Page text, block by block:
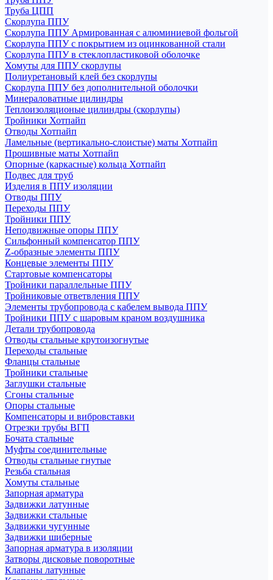
Труба ЦПП
Скорлупа ППУ
Скорлупа ППУ Армированная с алюминиевой фольгой
Скорлупа ППУ с покрытием из оцинкованной стали
Скорлупа ППУ в стеклопластиковой оболочке
Хомуты для ППУ скорлупы
Полиуретановый клей без скорлупы
Скорлупа ППУ без дополнительной оболочки
Минераловатные цилиндры
Теплоизоляционые цилиндры (скорлупы)
Тройники Хотпайп
Отводы Хотпайп
Ламельные (вертикально-слоистые) маты Хотпайп
Прошивные маты Хотпайп
Опорные (каркасные) кольца Хотпайп
Подвес для труб
Изделия в ППУ изоляции
Отводы ППУ
Переходы ППУ
Тройники ППУ
Неподвижные опоры ППУ
Cильфонный компенсатор ППУ
Z-образные элементы ППУ
Концевые элементы ППУ
Стартовые компенсаторы
Тройники параллельные ППУ
Тройниковые ответвления ППУ
Элементы трубопровода с кабелем вывода ППУ
Тройники ППУ с шаровым краном воздушника
Детали трубопровода
Отводы стальные крутоизогнутые
Переходы стальные
Фланцы стальные
Тройники стальные
Заглушки стальные
Сгоны стальные
Опоры стальные
Компенсаторы и вибровставки
Отрезки трубы ВГП
Бочата стальные
Муфты соединительные
Отводы стальные гнутые
Резьба стальная
Хомуты стальные
Запорная арматура
Задвижки латунные
Задвижки стальные
Задвижки чугунные
Задвижки шиберные
Запорная арматура в изоляции
Затворы дисковые поворотные
Клапаны латунные